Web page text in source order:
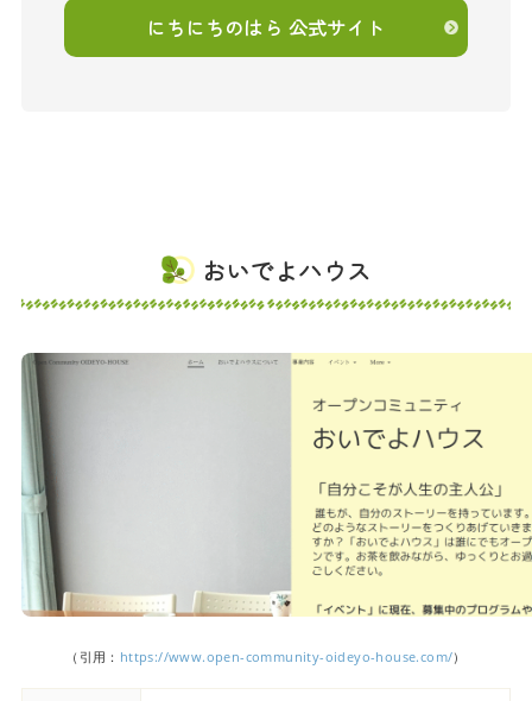
にちにちのはら 公式サイト
おいでよハウス
（引用： https://www.open-community-oideyo-house.com/）